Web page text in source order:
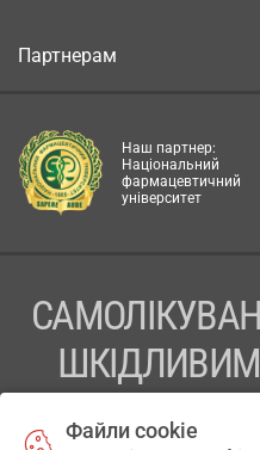
Партнерам
Наш партнер:
Національний
фармацевтичний
університет
Файли cookie